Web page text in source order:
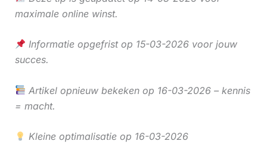
maximale online winst.
Informatie opgefrist op 15-03-2026 voor jouw
succes.
Artikel opnieuw bekeken op 16-03-2026 – kennis
= macht.
Kleine optimalisatie op 16-03-2026